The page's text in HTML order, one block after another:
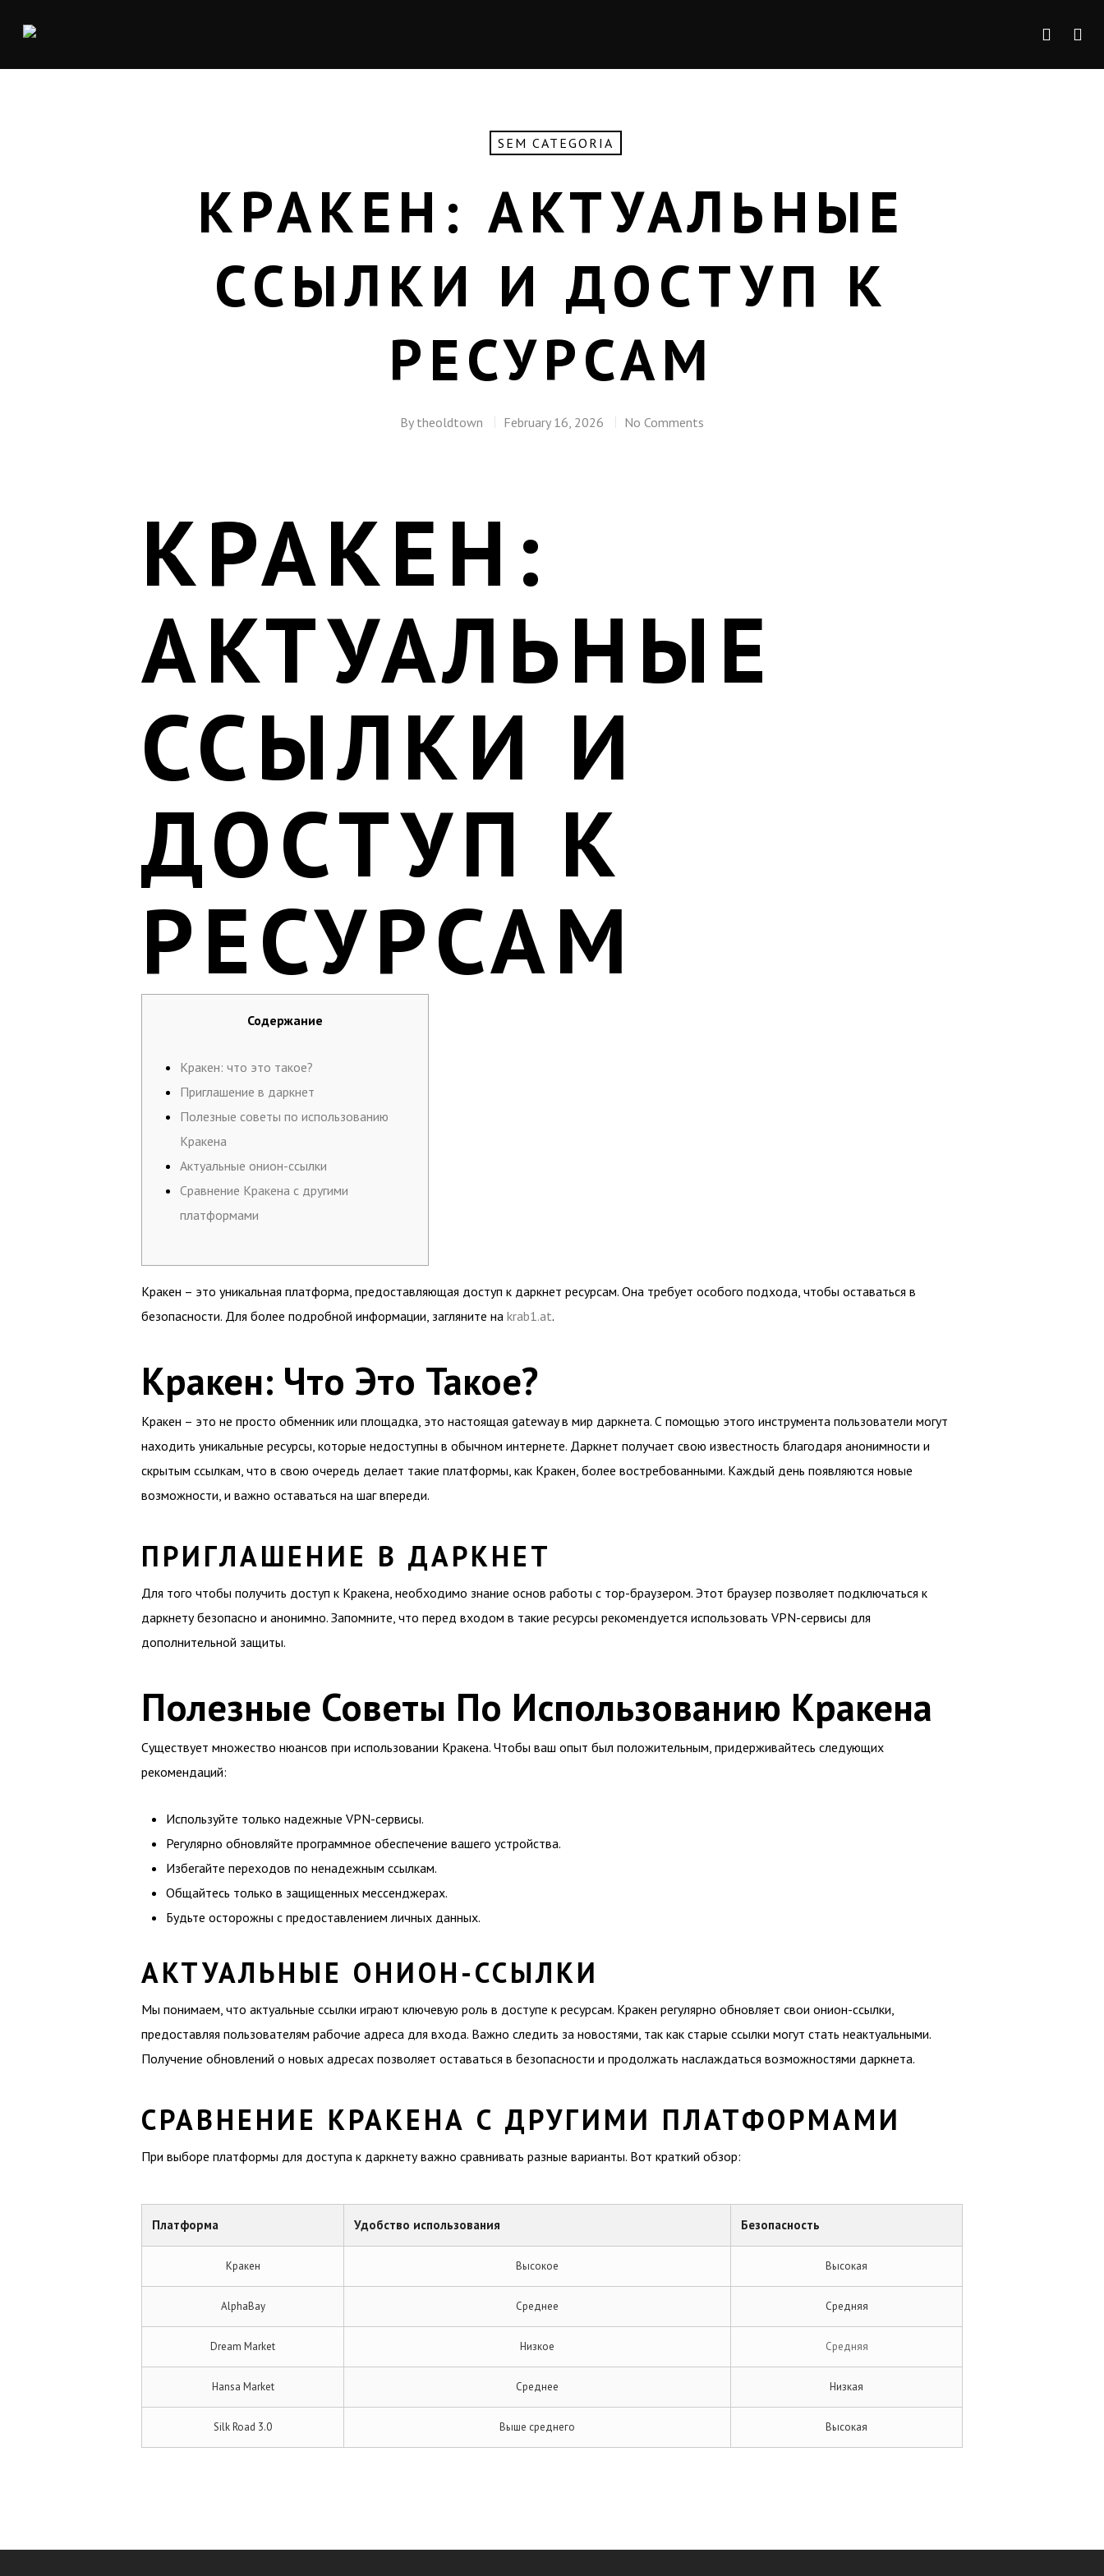
SEM CATEGORIA
КРАКЕН: АКТУАЛЬНЫЕ
ССЫЛКИ И ДОСТУП К
РЕСУРСАМ
By theoldtown February 16, 2026 No Comments
КРАКЕН:
АКТУАЛЬНЫЕ
ССЫЛКИ И
ДОСТУП К
РЕСУРСАМ
Содержание
Кракен: что это такое?
Приглашение в даркнет
Полезные советы по использованию
Кракена
Актуальные онион-ссылки
Сравнение Кракена с другими
платформами
Кракен – это уникальная платформа, предоставляющая доступ к даркнет ресурсам. Она требует особого подхода, чтобы оставаться в
безопасности. Для более подробной информации, загляните на krab1.at.
Кракен: Что Это Такое?
Кракен – это не просто обменник или площадка, это настоящая gateway в мир даркнета. С помощью этого инструмента пользователи могут
находить уникальные ресурсы, которые недоступны в обычном интернете. Даркнет получает свою известность благодаря анонимности и
скрытым ссылкам, что в свою очередь делает такие платформы, как Кракен, более востребованными. Каждый день появляются новые
возможности, и важно оставаться на шаг впереди.
ПРИГЛАШЕНИЕ В ДАРКНЕТ
Для того чтобы получить доступ к Кракена, необходимо знание основ работы с тор-браузером. Этот браузер позволяет подключаться к
даркнету безопасно и анонимно. Запомните, что перед входом в такие ресурсы рекомендуется использовать VPN-сервисы для
дополнительной защиты.
Полезные Советы По Использованию Кракена
Существует множество нюансов при использовании Кракена. Чтобы ваш опыт был положительным, придерживайтесь следующих
рекомендаций:
Используйте только надежные VPN-сервисы.
Регулярно обновляйте программное обеспечение вашего устройства.
Избегайте переходов по ненадежным ссылкам.
Общайтесь только в защищенных мессенджерах.
Будьте осторожны с предоставлением личных данных.
АКТУАЛЬНЫЕ ОНИОН-ССЫЛКИ
Мы понимаем, что актуальные ссылки играют ключевую роль в доступе к ресурсам. Кракен регулярно обновляет свои онион-ссылки,
предоставляя пользователям рабочие адреса для входа. Важно следить за новостями, так как старые ссылки могут стать неактуальными.
Получение обновлений о новых адресах позволяет оставаться в безопасности и продолжать наслаждаться возможностями даркнета.
СРАВНЕНИЕ КРАКЕНА С ДРУГИМИ ПЛАТФОРМАМИ
При выборе платформы для доступа к даркнету важно сравнивать разные варианты. Вот краткий обзор:
Платформа Удобство использования Безопасность
Кракен Высокое Высокая
AlphaBay Среднее Средняя
Dream Market Низкое Средняя
Hansa Market Среднее Низкая
Silk Road 3.0 Выше среднего Высокая